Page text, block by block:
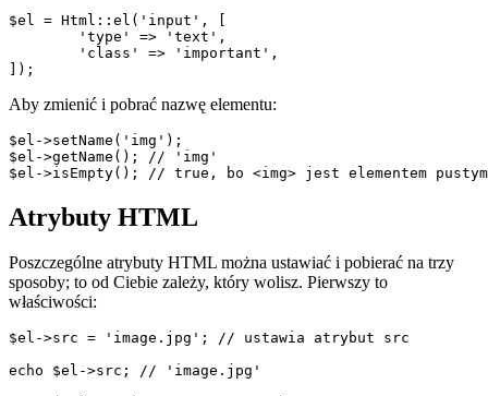
$el = Html::el('input', [
Aby zmienić i pobrać nazwę elementu:
$el->setName('img');
$el->getName(); // 'img'
Atrybuty HTML
Poszczególne atrybuty HTML można ustawiać i pobierać na trzy
sposoby; to od Ciebie zależy, który wolisz. Pierwszy to
właściwości:
$el->src = 'image.jpg'; // ustawia atrybut src
echo $el->src; // 'image.jpg'